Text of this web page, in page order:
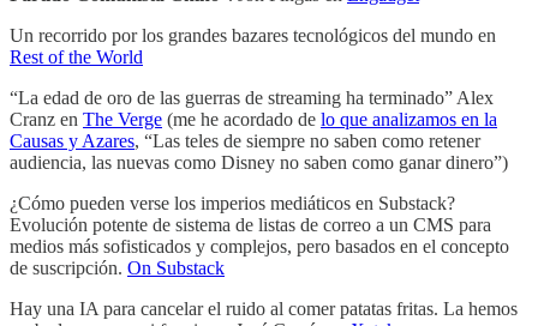
Un recorrido por los grandes bazares tecnológicos del mundo en
Rest of the World
“La edad de oro de las guerras de streaming ha terminado” Alex
Cranz en The Verge (me he acordado de lo que analizamos en la
Causas y Azares, “Las teles de siempre no saben como retener
audiencia, las nuevas como Disney no saben como ganar dinero”)
¿Cómo pueden verse los imperios mediáticos en Substack?
Evolución potente de sistema de listas de correo a un CMS para
medios más sofisticados y complejos, pero basados en el concepto
de suscripción. On Substack
Hay una IA para cancelar el ruido al comer patatas fritas. La hemos